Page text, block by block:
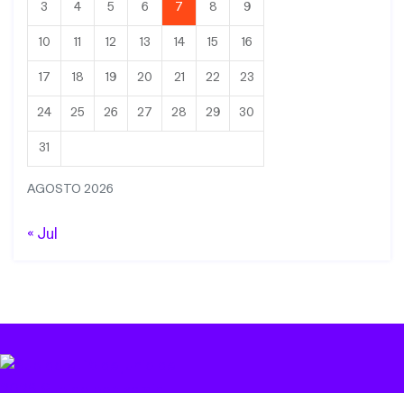
AGOSTO 2026
3 4 5 6 7 8 9
10 11 12 13 14 15 16
17 18 19 20 21 22 23
24 25 26 27 28 29 30
31
« Jul